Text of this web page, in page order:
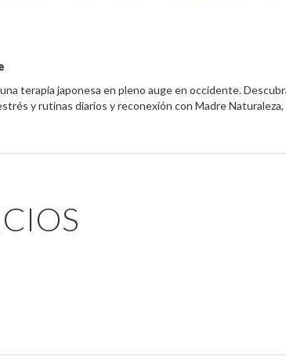
terapia japonesa en pleno auge en occidente.
y rutinas diarios y reconexión con Madre